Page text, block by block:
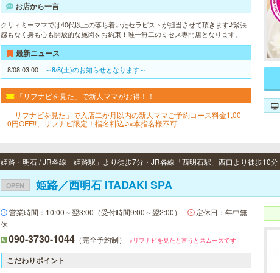
お店から一言
クリィミーママでは40代以上の落ち着いたセラピストが担当させて頂きます♪緊張
感もなく身も心も開放的な施術をお約束！唯一無二のミセス専門店となります。
最新ニュース
8/08 03:00 ～8/8(土)のお知らせとなります～
「リフナビを見た」で新人ママがお得！！
「リフナビを見た」で入店二か月以内の新人ママご予約コース料金1,00
0円OFF!!、リフナビ限定！指名料込♪※本指名様不可
姫路・明石 / JR各線「姫路駅」より徒歩7分・JR各線「西明石駅」西口より徒歩10分
OPEN 姫路／西明石 ITADAKI SPA
営業時間：10:00～翌3:00（受付時間9:00～翌2:00）
定休日：年中無
休
090-3730-1044 （完全予約制） ※リフナビを見たと言うとスムーズです
こだわりポイント